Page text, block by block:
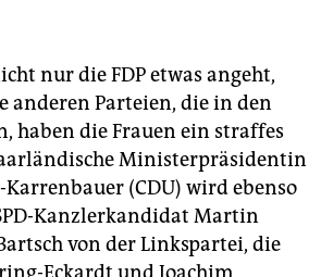
nur die FDP etwas angeht,
anderen Parteien, die in den
haben die Frauen ein straffes
Ministerpräsidentin
(CDU) wird ebenso
Kanzlerkandidat Martin
von der Linkspartei, die